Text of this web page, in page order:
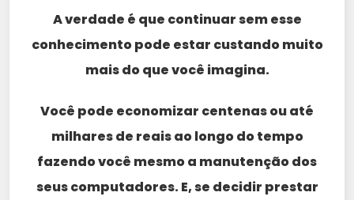
A verdade é que continuar sem esse
conhecimento pode estar custando muito
mais do que você imagina.
Você pode economizar centenas ou até
milhares de reais ao longo do tempo
fazendo você mesmo a manutenção dos
seus computadores. E, se decidir prestar